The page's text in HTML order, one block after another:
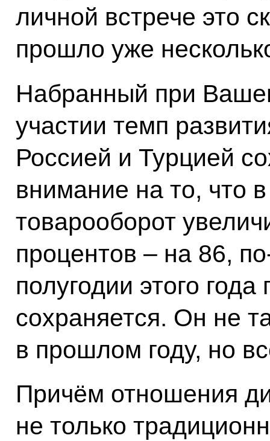
личной встрече это
прошло уже
Набранный при
участии темп
Россией и Турцией
внимание на то, что
товарооборот
процентов – на 86,
полугодии этого
сохраняется. Он не
в прошлом году, но
Причём отношения
не только